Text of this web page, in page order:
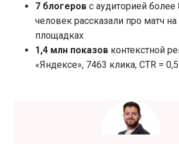
7 блогеров с аудиторией более
человек рассказали про матч
площадках
1,4 млн показов контекстной
«Яндексе», 7463 клика, CTR =